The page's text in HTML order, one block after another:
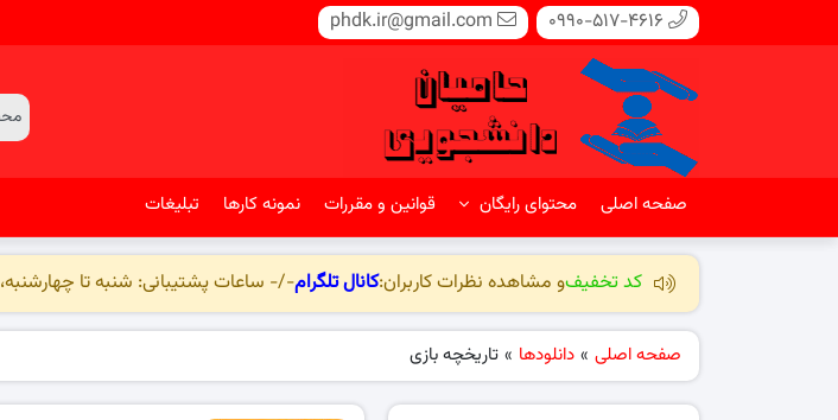
0990-517-4616
phdk.ir@gmail.com
صفحه اصلی محتوای رایگان قوانین و مقررات نمونه کارها تبلیغات
کد تخفیفو مشاهده نظرات کاربران:کانال تلگرام-/- ساعات پشتیبانی: شنبه تا چهارشنبه، 13:00 تا 01:00 -/-
صفحه اصلی » دانلودها » تاریخچه بازی